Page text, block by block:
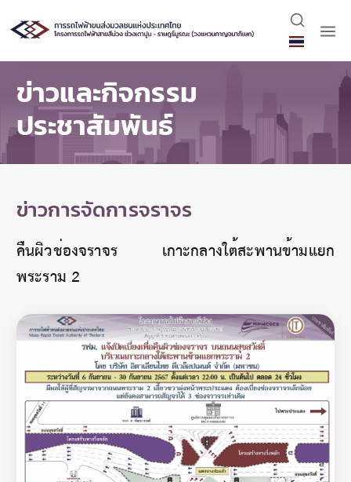
ข่าวและกิจกรรม
ประชาสัมพันธ์
ข่าวการจัดการจราจร
คืนผิวช่องจราจร เกาะกลางใต้สะพานข้ามแยก
พระราม 2